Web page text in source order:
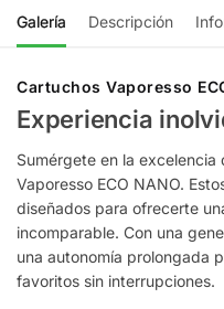
Galería Descripción
Cartuchos Vaporesso
Experiencia
Sumérgete en la
Vaporesso ECO NANO.
diseñados para ofrecerte
incomparable. Con una
una autonomía prolongada
favoritos sin interrupciones.